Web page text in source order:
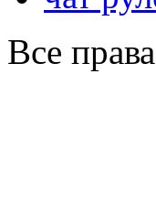
Все